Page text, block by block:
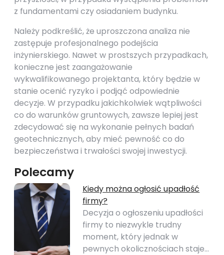
z fundamentami czy osiadaniem budynku.
Należy podkreślić, że uproszczona analiza nie
zastępuje profesjonalnego podejścia
inżynierskiego. Nawet w prostszych przypadkach,
konieczne jest zaangażowanie
wykwalifikowanego projektanta, który będzie w
stanie ocenić ryzyko i podjąć odpowiednie
decyzje. W przypadku jakichkolwiek wątpliwości
co do warunków gruntowych, zawsze lepiej jest
zdecydować się na wykonanie pełnych badań
geotechnicznych, aby mieć pewność co do
bezpieczeństwa i trwałości swojej inwestycji.
Polecamy
Kiedy można ogłosić upadłość
firmy?
Decyzja o ogłoszeniu upadłości
firmy to niezwykle trudny
moment, który jednak w
pewnych okolicznościach staje…